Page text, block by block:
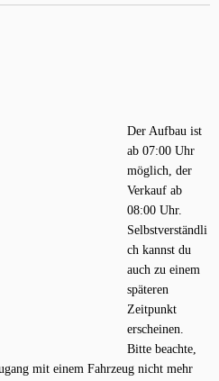
Der Aufbau ist
ab 07:00 Uhr
möglich, der
Verkauf ab
08:00 Uhr.
Selbstverständli
ch kannst du
auch zu einem
späteren
Zeitpunkt
erscheinen.
Bitte beachte,
mit einem Fahrzeug nicht mehr